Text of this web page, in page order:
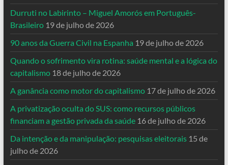
Durruti no Labirinto – Miguel Amorós em Português-
Brasileiro 19 de julho de 2026
90 anos da Guerra Civil na Espanha 19 de julho de 2026
Quando o sofrimento vira rotina: saúde mental e a lógica do
capitalismo 18 de julho de 2026
A ganância como motor do capitalismo 17 de julho de 2026
A privatização oculta do SUS: como recursos públicos
financiam a gestão privada da saúde 16 de julho de 2026
Da intenção e da manipulação: pesquisas eleitorais 15 de
julho de 2026